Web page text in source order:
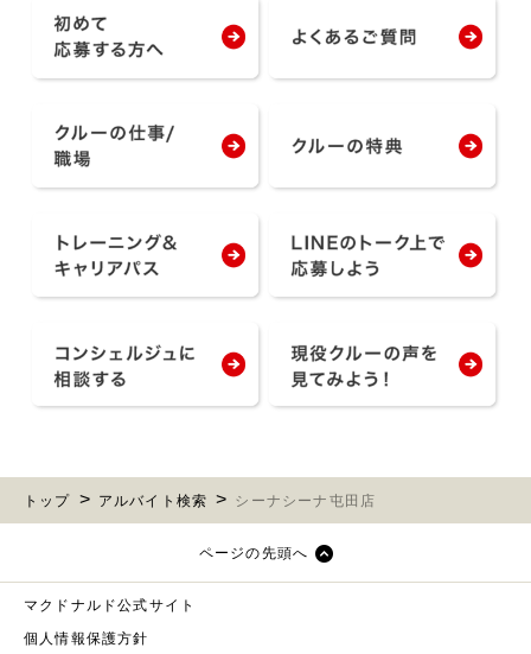
トップ アルバイト検索 シーナシーナ屯田店
ページの先頭へ
マクドナルド公式サイト
個人情報保護方針